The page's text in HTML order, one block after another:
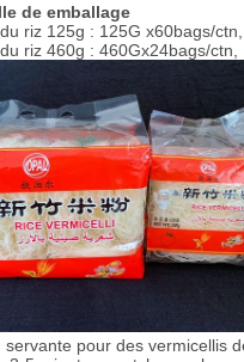
de emballage
riz 125g : 125G x60bags/
riz 460g : 460Gx24bags/ctn,
servante pour des vermicellis